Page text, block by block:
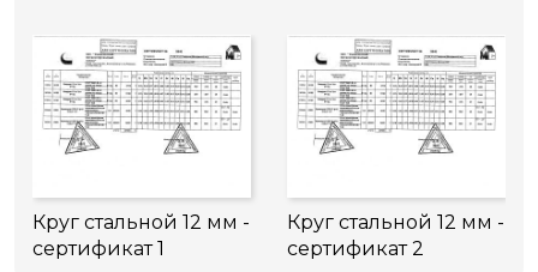
Круг стальной 12 мм -
сертификат 1
Круг стальной 12 мм -
сертификат 2